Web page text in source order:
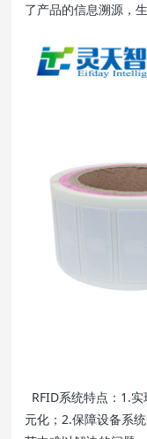
了产品的信息溯源，
RFID系统特点：1.
元化；2.保障设备系